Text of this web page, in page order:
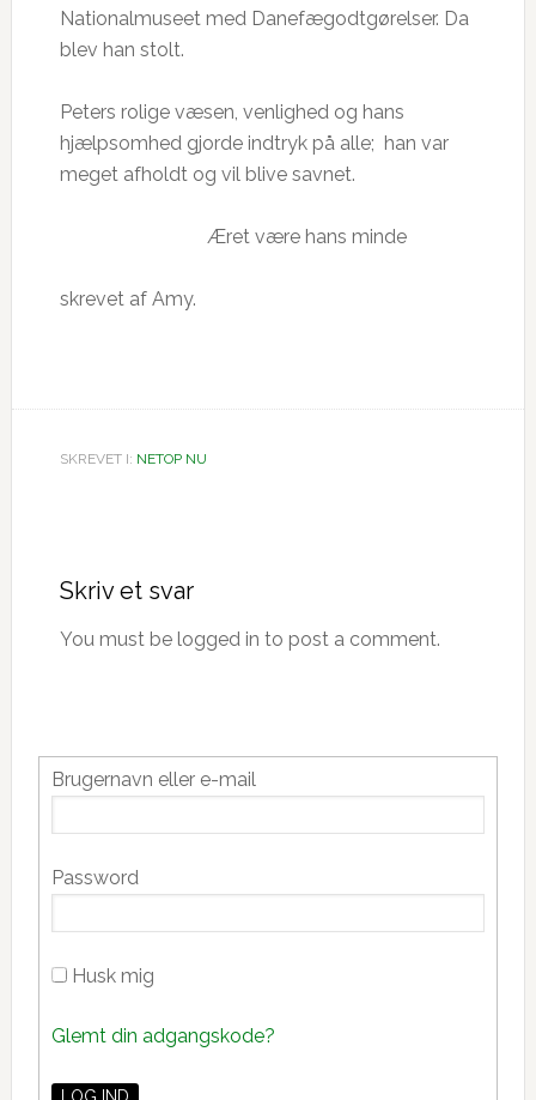
Nationalmuseet med Danefægodtgørelser. Da
blev han stolt.
Peters rolige væsen, venlighed og hans
hjælpsomhed gjorde indtryk på alle; han var
meget afholdt og vil blive savnet.
​ Æret være hans minde
skrevet af Amy.
SKREVET I: NETOP NU
Skriv et svar
You must be logged in to post a comment.
Primær
Sidebar
Brugernavn eller e-mail
Password
Husk mig
Glemt din adgangskode?